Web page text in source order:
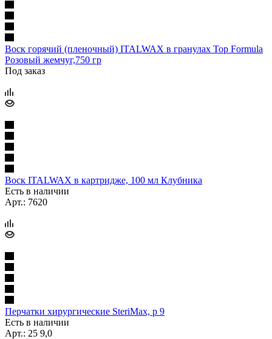
Воск горячий (пленочный) ITALWAX в гранулах Top Formula
Розовый жемчуг,750 гр
Под заказ
Воск ITALWAX в картридже, 100 мл Клубника
Есть в наличии
Арт.: 7620
Перчатки хирургические SteriMax, р 9
Есть в наличии
Арт.: 25 9,0